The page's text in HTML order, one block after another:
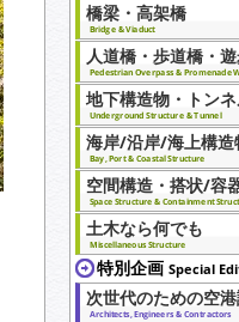
橋梁・高架橋
Bridge & Viaduct
人道橋・歩道橋・
Pedestrian Overpass & Promenade
地下構造物・トン
Underground Structure & Tunnel
海岸/沿岸/海上構造
Bay, Port & Coastal Structure
空間構造・搭状/容
Space Structure & Containment
土木なら何でも
Miscellaneous Structure
特別企画 Special
次世代のための空
Architects, Engineers & Contractors